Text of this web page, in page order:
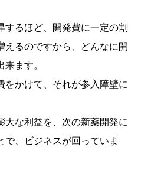
するほど、開発費に一定の割
えるのですから、どんなに開
ます。
をかけて、それが参入障壁に
大な利益を、次の新薬開発に
、ビジネスが回っていま